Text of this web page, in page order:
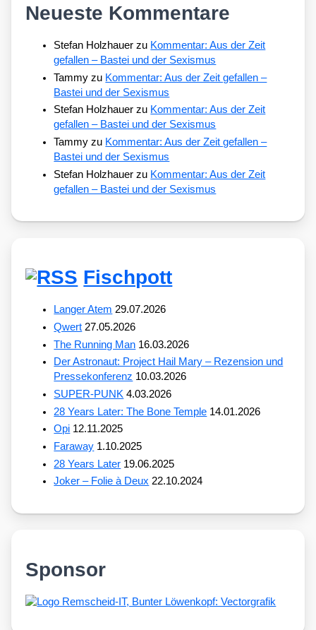
Neueste Kommentare
Stefan Holzhauer zu Kommentar: Aus der Zeit
gefallen – Bastei und der Sexismus
Tammy zu Kommentar: Aus der Zeit gefallen –
Bastei und der Sexismus
Stefan Holzhauer zu Kommentar: Aus der Zeit
gefallen – Bastei und der Sexismus
Tammy zu Kommentar: Aus der Zeit gefallen –
Bastei und der Sexismus
Stefan Holzhauer zu Kommentar: Aus der Zeit
gefallen – Bastei und der Sexismus
Fischpott
Langer Atem 29.07.2026
Qwert 27.05.2026
The Running Man 16.03.2026
Der Astronaut: Project Hail Mary – Rezension und
Pressekonferenz 10.03.2026
SUPER-PUNK 4.03.2026
28 Years Later: The Bone Temple 14.01.2026
Opi 12.11.2025
Faraway 1.10.2025
28 Years Later 19.06.2025
Joker – Folie à Deux 22.10.2024
Sponsor